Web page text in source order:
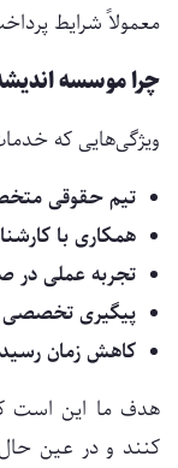
معمولاً شرایط
چرا موسسه
ویژگی‌هایی که
تیم حقوقی
همکاری با
تجربه عملی در
پیگیری تخصصی
کاهش زمان
هدف ما این است
کنند و در عین